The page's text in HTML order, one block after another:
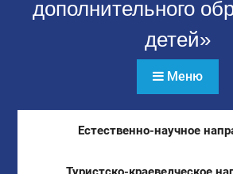
дополнительного
детей»
Меню
Естественно-научное